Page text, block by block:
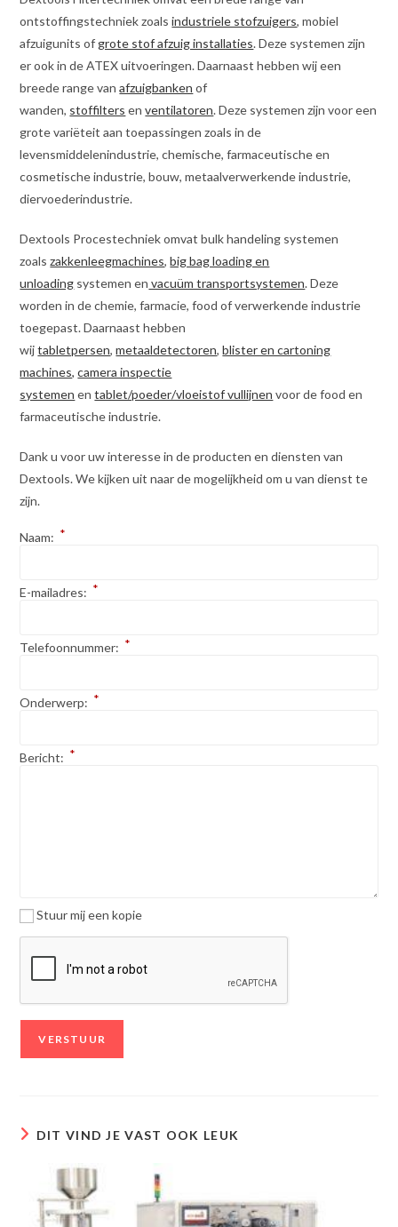
ontstoffingstechniek zoalsindustriele stofzuigers, mobiel
afzuigunits of grote stof afzuig installaties. Deze systemen zijn
er ook in de ATEX uitvoeringen. Daarnaast hebben wij een
breede range vanafzuigbanken of
wanden, stoffilters enventilatoren. Deze systemen zijn voor een
grote variëteit aan toepassingen zoals in de
levensmiddelenindustrie, chemische, farmaceutische en
cosmetische industrie, bouw, metaalverwerkende industrie,
diervoederindustrie.
Dextools Procestechniek omvat bulk handeling systemen
zoalszakkenleegmachines,big bag loading en
unloading systemen en vacuüm transportsystemen. Deze
worden in de chemie, farmacie, food of verwerkende industrie
toegepast. Daarnaast hebben
wijtabletpersen,metaaldetectoren,blister en cartoning
machines, camera inspectie
systemen entablet/poeder/vloeistof vullijnen voor de food en
farmaceutische industrie.
Dank u voor uw interesse in de producten en diensten van
Dextools. We kijken uit naar de mogelijkheid om u van dienst te
zijn.
Naam: *
E-mailadres: *
Telefoonnummer: *
Onderwerp: *
Bericht: *
Stuur mij een kopie
DIT VIND JE VAST OOK LEUK